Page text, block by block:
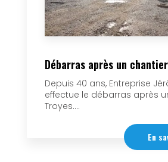
Débarras après un
Depuis 40 ans, Entreprise
effectue le débarras après
Troyes....
En